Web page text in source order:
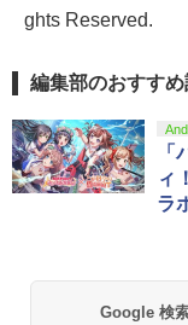
ghts Reserved.
編集部のおすす
ィ
ラ
Google 検